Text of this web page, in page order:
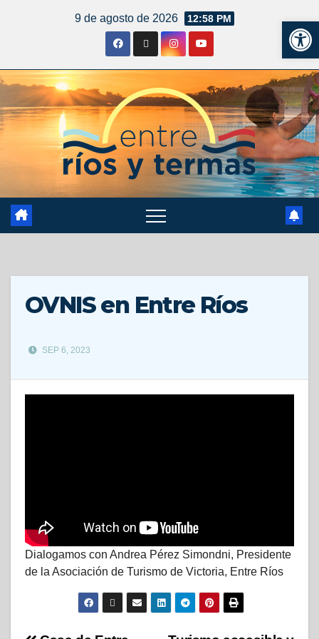
9 de agosto de 2026 12:58 PM
OVNIS en Entre Ríos
SEP 6, 2023
Dialogamos con Andrea Pérez Simondni, Presidente
de la Asociación de Turismo de Victoria, Entre Ríos